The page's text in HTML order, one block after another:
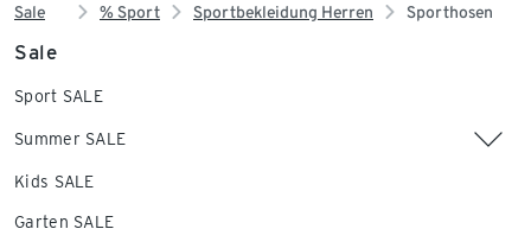
Sale % Sport Sportbekleidung Herren Sporthosen
Sale
Sport SALE
Summer SALE
Kids SALE
Garten SALE